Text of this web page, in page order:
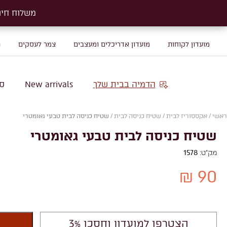
מועדון לקוחות מועדון אדריכלים ומעצבים צמר לעסקים
הדמיה בבית שלך New arrivals
ראשי / אקססוריז לבית / שטיח כניסה לבית / שטיח כניסה לבית טבעי גאומטרי
שטיח כניסה לבית טבעי גאומטרי
מק"ט: 1578
90 ₪
הצטרפו למועדון וחסכו 3%
משלוח חינם על
משלוח חינם על